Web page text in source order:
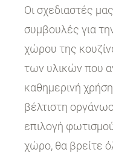
Οι σχεδιαστές
συμβουλές για
χώρου της
των υλικών που
καθημερινή
βέλτιστη
επιλογή
χώρο, θα βρείτε